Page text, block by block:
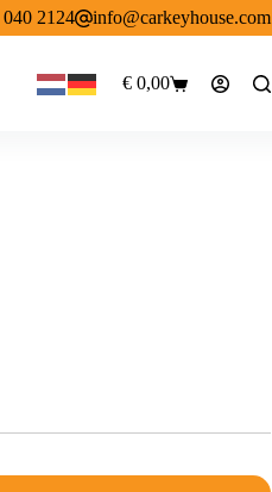
2124 info@carkeyhouse.com
Winkelwagen
€0,00